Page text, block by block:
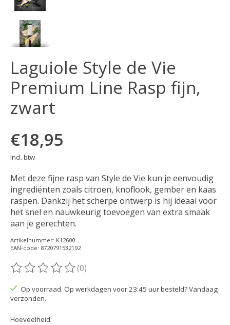
Laguiole Style de Vie
Premium Line Rasp fijn,
zwart
€18,95
Incl. btw
Met deze fijne rasp van Style de Vie kun je eenvoudig
ingrediënten zoals citroen, knoflook, gember en kaas
raspen. Dankzij het scherpe ontwerp is hij ideaal voor
het snel en nauwkeurig toevoegen van extra smaak
aan je gerechten.
Artikelnummer: K12600
EAN-code: 8720791532192
De beoordeling van dit product is
(0)
Op voorraad. Op werkdagen voor 23:45 uur besteld? Vandaag
verzonden.
Hoeveelheid: